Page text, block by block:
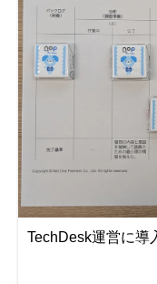
TechDesk運営に導